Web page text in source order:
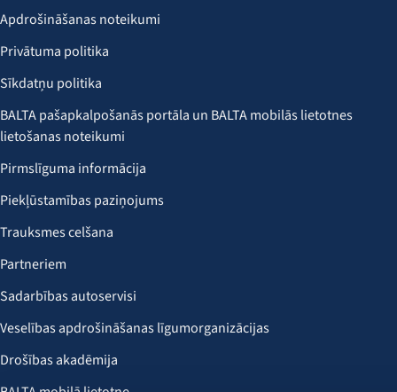
Apdrošināšanas noteikumi
Privātuma politika
Sīkdatņu politika
BALTA pašapkalpošanās portāla un BALTA mobilās lietotnes
lietošanas noteikumi
Pirmslīguma informācija
Piekļūstamības paziņojums
Trauksmes celšana
Partneriem
Sadarbības autoservisi
Veselības apdrošināšanas līgumorganizācijas
Drošības akadēmija